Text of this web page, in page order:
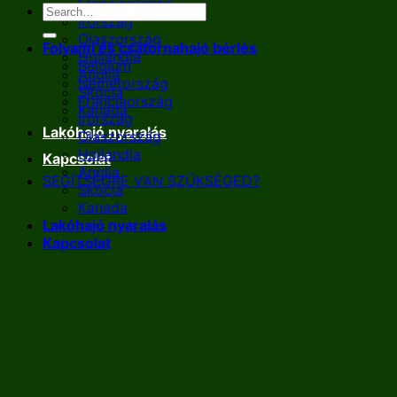
Franciaország
Írország
Olaszország
Hollandia
Anglia
Skócia
Kanada
Lakóhajó nyaralás
Kapcsolat
SEGÍTSÉGRE VAN SZÜKSÉGED?
Folyami és csatornahajó bérlés
Belgium
Németország
Franciaország
Írország
Olaszország
Hollandia
Anglia
Skócia
Kanada
Lakóhajó nyaralás
Kapcsolat